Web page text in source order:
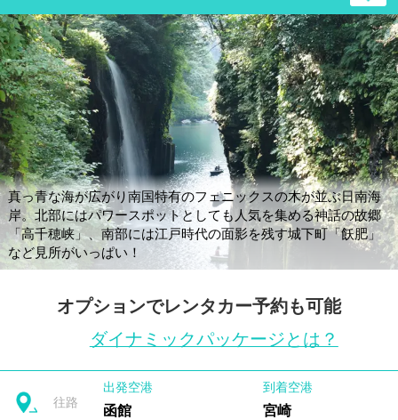
真っ青な海が広がり南国特有のフェニックスの木が並ぶ日南海
岸。北部にはパワースポットとしても人気を集める神話の故郷
「高千穂峡」、南部には江戸時代の面影を残す城下町「飫肥」
など見所がいっぱい！
オプションでレンタカー予約も可能
ダイナミックパッケージとは？
往路
出発空港
函館
到着空港
宮崎